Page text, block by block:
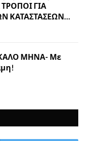
ΓΙΑ
ΚΑΤΑΣΤΑΣΕΩΝ…
ΚΑΛΟ ΜΗΝΑ- Με